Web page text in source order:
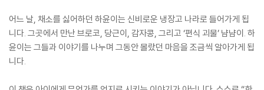
어느 날, 채소를 싫어하던 하윤이는 신비로운 냉장고 나라로 들어가게 됩
니다. 그곳에서 만난 브로코, 당근이, 감자콩, 그리고 ‘편식 괴물’ 냠냠이. 하
윤이는 그들과 이야기를 나누며 그동안 몰랐던 마음을 조금씩 알아가게 됩
니다.